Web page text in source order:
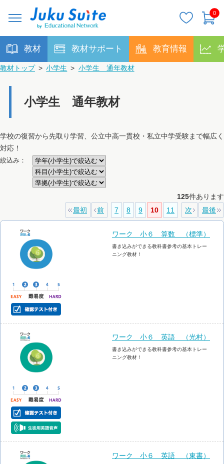
0
教材 教材サポート 教育情報
教材トップ > 小学生 > 小学生 通年教材
小学生 通年教材
学校の復習から先取り学習、公立中高一貫校・私立中学受験まで幅広く
対応！
絞込み：
125件あります
最初
前 7 8 9 10 11 次 最後
ワーク 小６ 算数 （標準）
書き込みができる教科書参考の基本トレー
ニング教材！
ワーク 小６ 英語 （光村）
書き込みができる教科書参考の基本トレー
ニング教材！
ワーク 小６ 英語 （東書）